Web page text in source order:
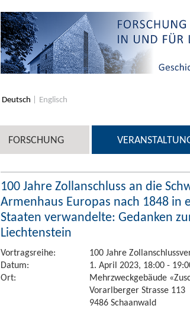
Deutsch Englisch
FORSCHUNG
100 Jahre Zollanschluss an die
Armenhaus Europas nach 1848
Staaten verwandelte: Gedanken
Liechtenstein
Vortragsreihe:
100 Jahre
Datum:
1. April 2023, 18:00 -
Ort:
Mehrzweckgebäude
Vorarlberger Strasse 113
9486 Schaanwald